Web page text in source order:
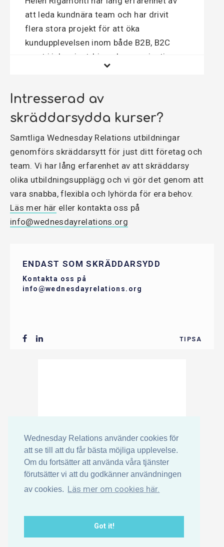
Wednesday Relations använder cookies för
att se till att du får bästa möjliga upplevelse.
Om du fortsätter att använda våra tjänster
förutsätter vi att du godkänner användningen
av cookies. Läs mer om cookies här.
Got it!
att leda kundnära team och har drivit
flera stora projekt för att öka
kundupplevelsen inom både B2B, B2C
samt i icke-vinstdrivande organisationer
med medlemsfokus. Helén har en lång
ledarskapsfrågor och
organisationsutveckling i såväl mindre
som större verksamheter och är
författare av boken “Customer
Experience Management på svenska – att
leverera rätt kundupplevelse".
I dag arbetar Helén som konsult,
interimchef och föreläsare i egen regi
med fokus på att hjälpa organisationer
Har över 20 års erfarenhet av ledande
positioner med ett flertal uppdrag att
leda kundcentrerad förändring och
författare till boken "Customer
Helén är även svensk ambassadör och
medlem i ledningsgruppen för den
Europeiska Customer Experience
Intresserad av
skräddarsydda kurser?
Samtliga Wednesday Relations utbildningar
genomförs skräddarsytt för just ditt företag och
team. Vi har lång erfarenhet av att skräddarsy
olika utbildningsupplägg och vi gör det genom att
vara snabba, flexibla och lyhörda för era behov.
Läs mer här eller kontakta oss på
info@wednesdayrelations.org
ENDAST SOM SKRÄDDARSYDD
Kontakta oss på
info@wednesdayrelations.org
TIPSA